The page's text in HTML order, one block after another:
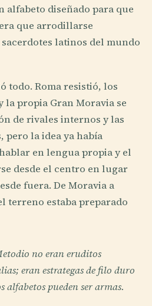
alfabeto diseñado para que
que arrodillarse
latinos del mundo
todo. Roma resistió, los
la propia Gran Moravia se
de rivales internos y las
pero la idea ya había
en lengua propia y el
desde el centro en lugar
fuera. De Moravia a
terreno estaba preparado
no eran eruditos
eran estrategas de filo duro
alfabetos pueden ser armas.